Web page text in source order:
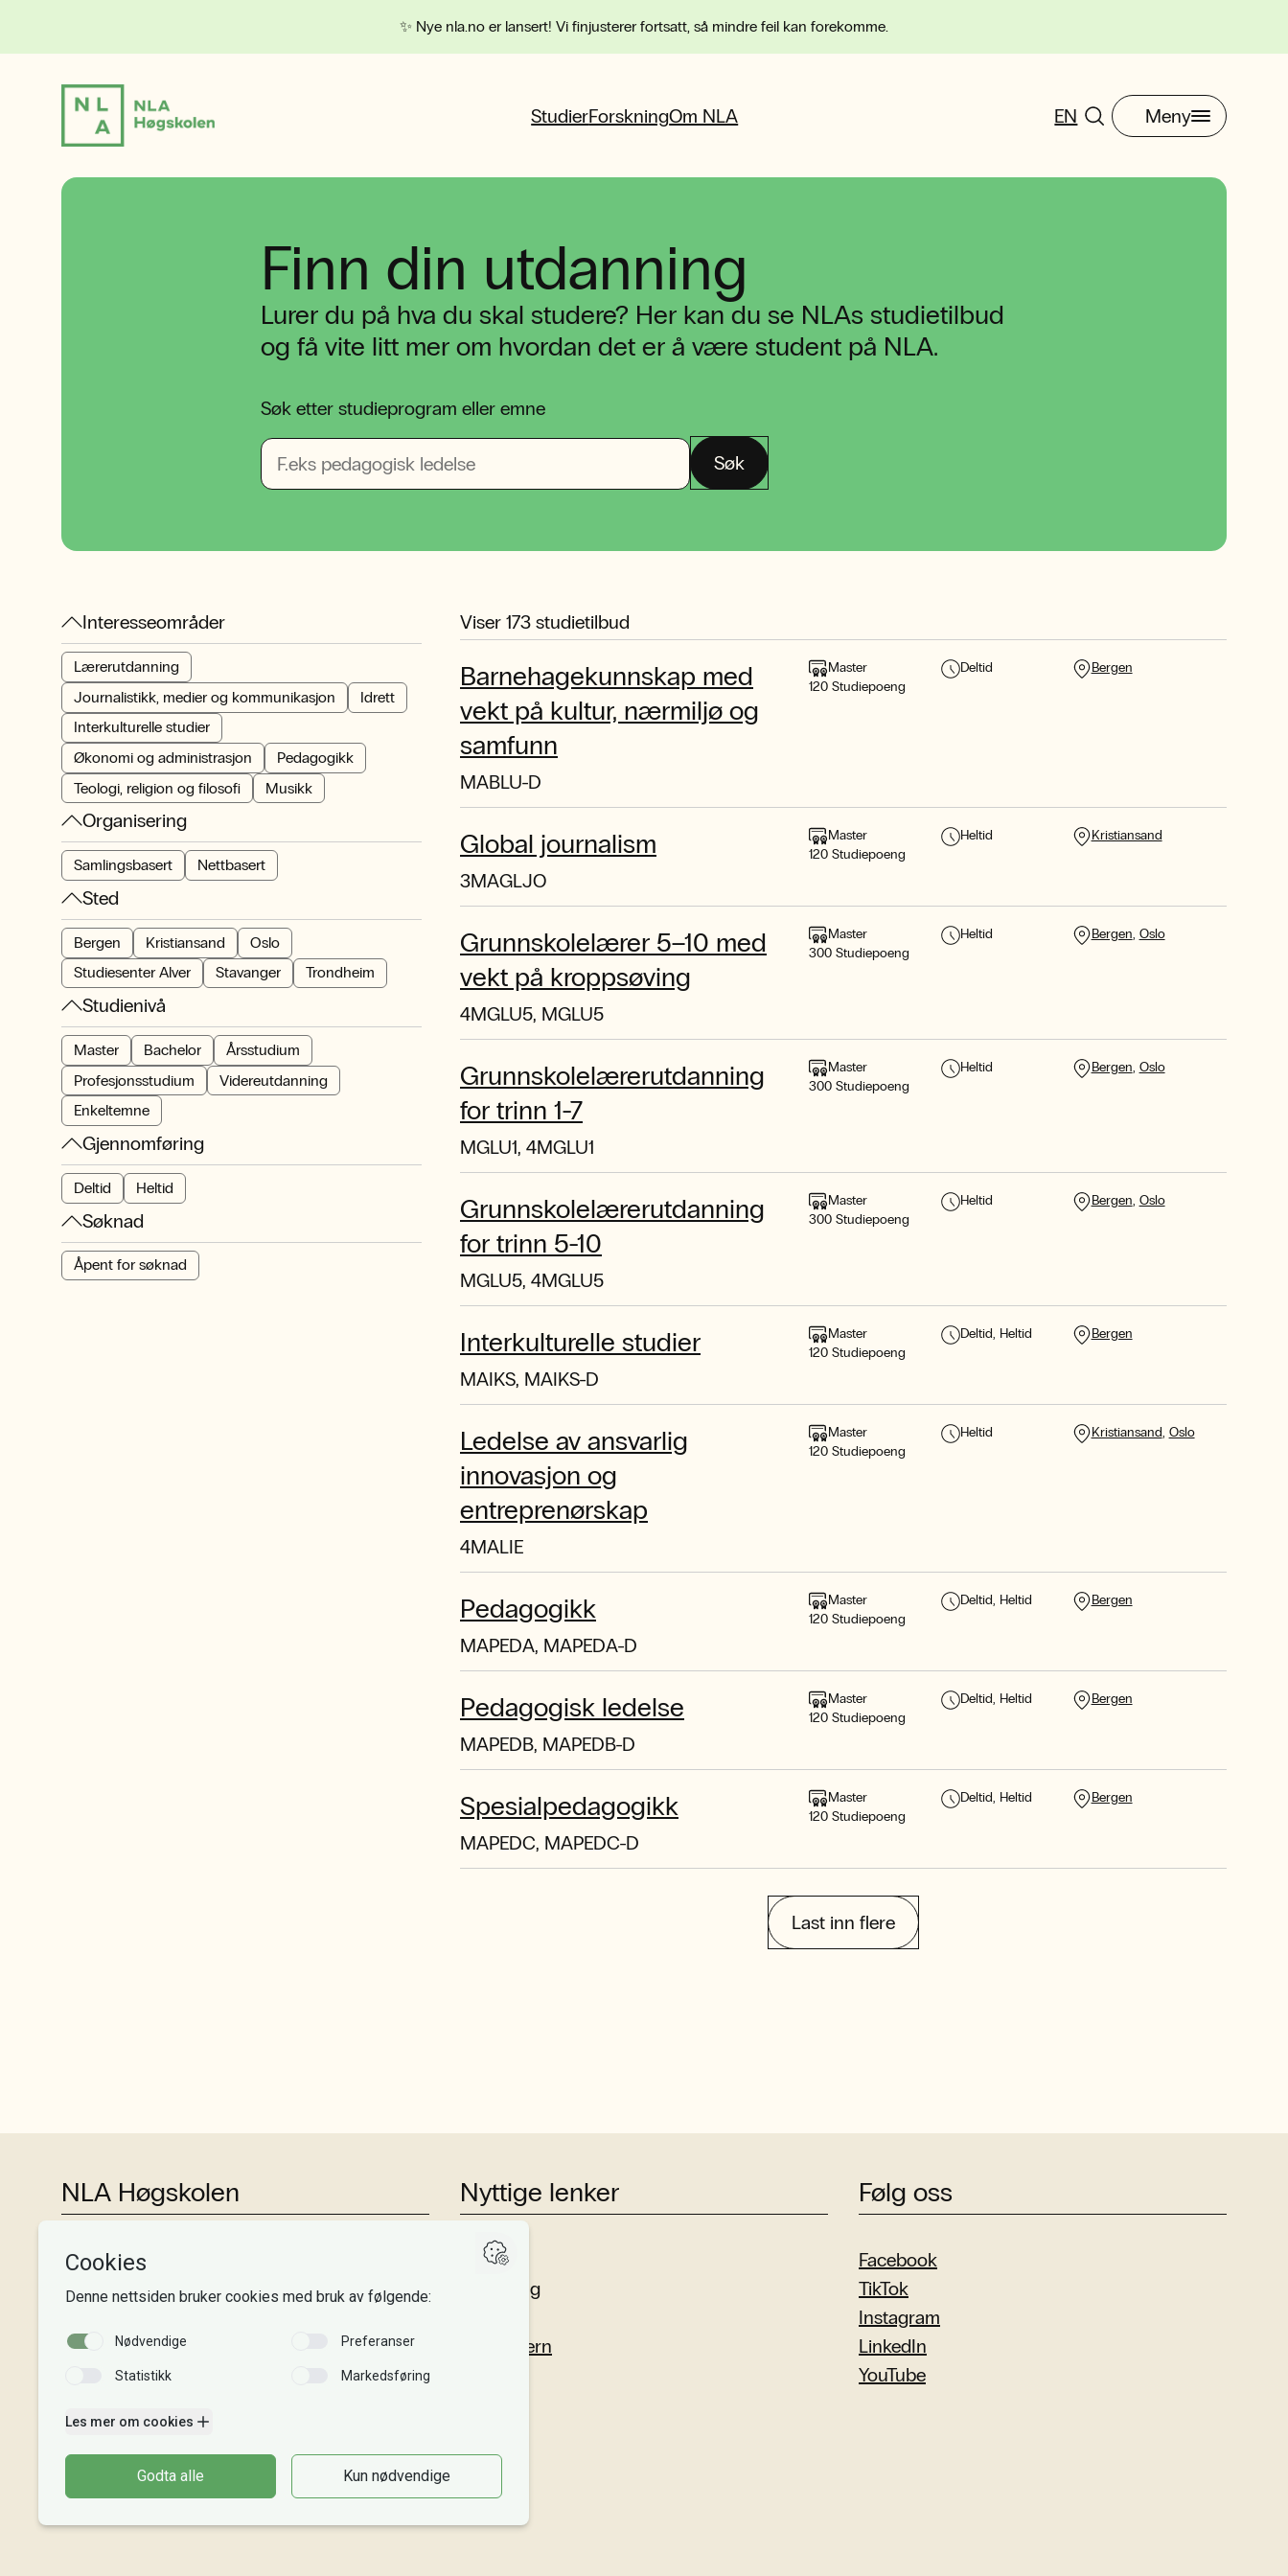
✨ Nye nla.no er lansert! Vi finjusterer fortsatt, så mindre feil kan forekomme.
StudierForskningOm NLA EN Meny
Finn din utdanning
Lurer du på hva du skal studere? Her kan du se NLAs studietilbud
og få vite litt mer om hvordan det er å være student på NLA.
Søk etter studieprogram eller emne
Søk
Interesseområder
Lærerutdanning
Journalistikk, medier og kommunikasjon
Idrett
Interkulturelle studier
Økonomi og administrasjon
Pedagogikk
Teologi, religion og filosofi
Musikk
Organisering
Samlingsbasert Nettbasert
Sted
Bergen Kristiansand
Oslo
Studiesenter Alver
Stavanger Trondheim
Studienivå
Master Bachelor
Årsstudium
Profesjonsstudium
Videreutdanning
Enkeltemne
Gjennomføring
Deltid Heltid
Søknad
Åpent for søknad
Viser 173 studietilbud
Barnehagekunnskap med
vekt på kultur, nærmiljø og
samfunn
MABLU-D
Master
120 Studiepoeng
Deltid Bergen
Global journalism
3MAGLJO
Master
120 Studiepoeng
Heltid Kristiansand
Grunnskolelærer 5–10 med
vekt på kroppsøving
4MGLU5, MGLU5
Master
300 Studiepoeng
Heltid Bergen Oslo
Grunnskolelærerutdanning
for trinn 1-7
MGLU1, 4MGLU1
Master
300 Studiepoeng
Heltid Bergen Oslo
Grunnskolelærerutdanning
for trinn 5-10
MGLU5, 4MGLU5
Master
300 Studiepoeng
Heltid Bergen Oslo
Interkulturelle studier
MAIKS, MAIKS-D
Master
120 Studiepoeng
Deltid Heltid Bergen
Ledelse av ansvarlig
innovasjon og
entreprenørskap
4MALIE
Master
120 Studiepoeng
Heltid Kristiansand Oslo
Pedagogikk
MAPEDA, MAPEDA-D
Master
120 Studiepoeng
Deltid Heltid Bergen
Pedagogisk ledelse
MAPEDB, MAPEDB-D
Master
120 Studiepoeng
Deltid Heltid Bergen
Spesialpedagogikk
MAPEDC, MAPEDC-D
Master
120 Studiepoeng
Deltid Heltid Bergen
Last inn flere
NLA Høgskolen
Tlf:+47 55 54 07 00
Send epost
Organisasjonsnr. 995 189 186
Kontonummer: 3000 48 00008
Vipps: 20913
Faktura til NLA
Intranett
Nyttige lenker
Studier
Forskning
Personvern
Følg oss
Facebook
TikTok
Instagram
LinkedIn
YouTube